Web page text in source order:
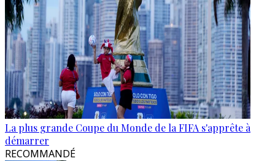
La plus grande Coupe du Monde de la FIFA s'apprête à
démarrer
RECOMMANDÉ